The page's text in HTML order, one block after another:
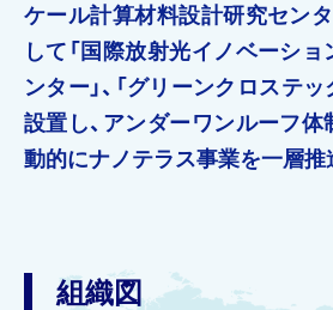
ケール計算材料設計研究センタ
して「国際放射光イノベーショ
ンター」、「グリーンクロステ
設置し、アンダーワンルーフ体
動的にナノテラス事業を一層推
組織図